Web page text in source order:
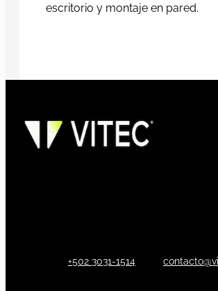
escritorio y montaje en pared.
+502 3031-1514